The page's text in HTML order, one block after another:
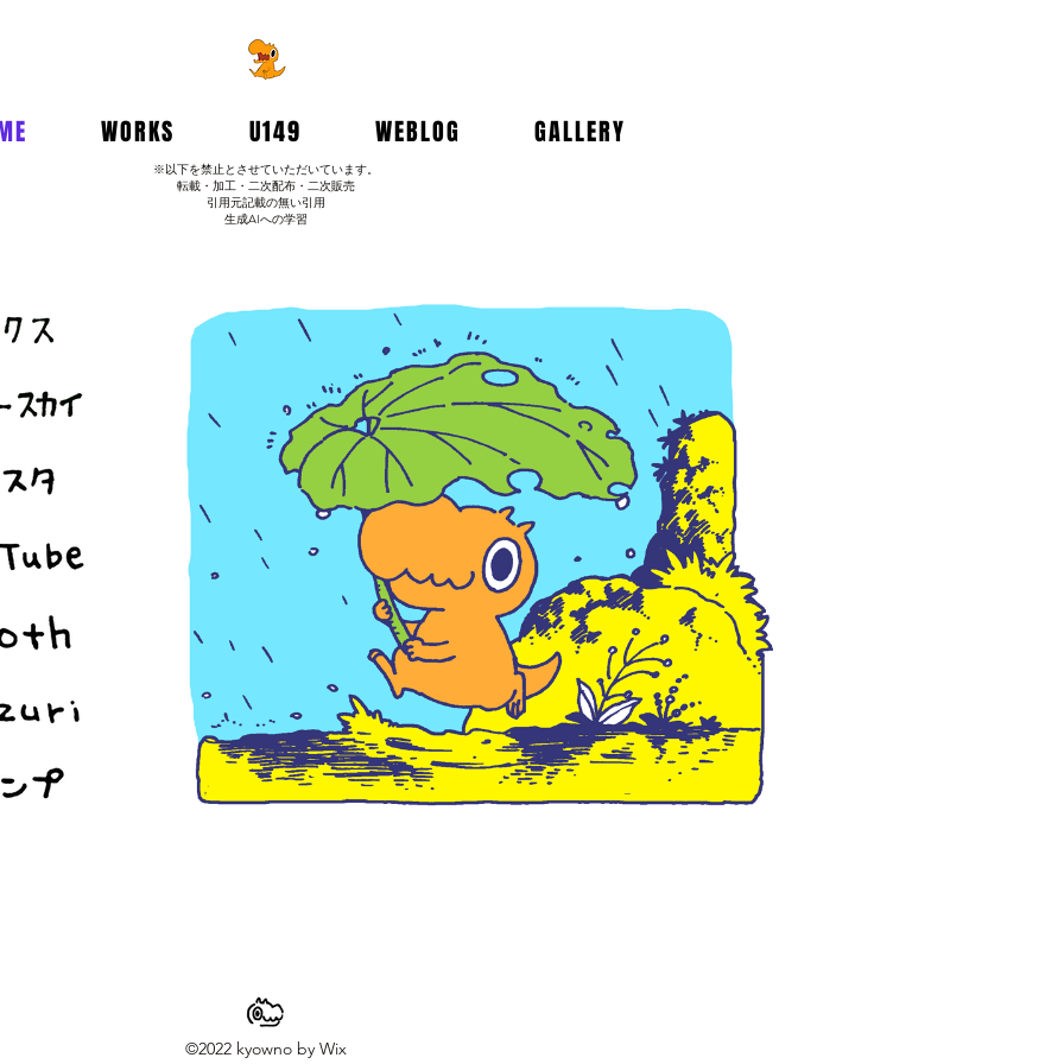
WORKS U149 WEBLOG GALLERY
※以下を禁止とさせていただいています。
転載・加工・二次配布・二次販売
引用元記載の無い引用
生成AIへの学習
©2022 kyowno by Wix